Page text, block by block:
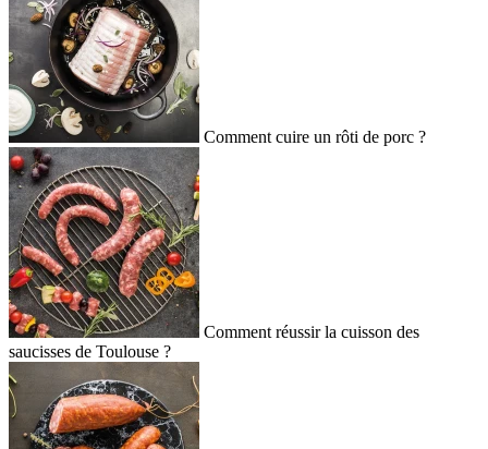
Comment cuire un rôti de porc ?
Comment réussir la cuisson des
saucisses de Toulouse ?